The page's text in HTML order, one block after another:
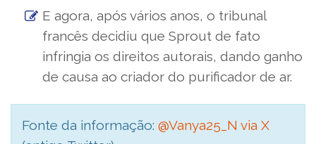
E agora, após vários anos, o tribunal
francês decidiu que Sprout de fato
infringia os direitos autorais, dando ganho
de causa ao criador do purificador de ar.
Fonte da informação: @Vanya25_N via X